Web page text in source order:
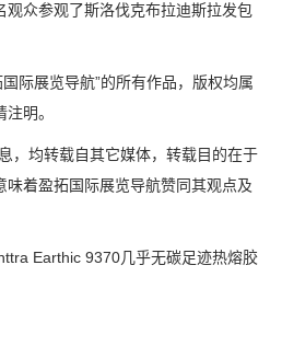
众参观了斯洛伐克布拉迪斯拉发包
展览导航”的所有作品，版权均属
明。
均转载自其它媒体，转载目的在于
着盈拓国际展览导航赞同其观点及
Earthic 9370几乎无碳足迹热熔胶